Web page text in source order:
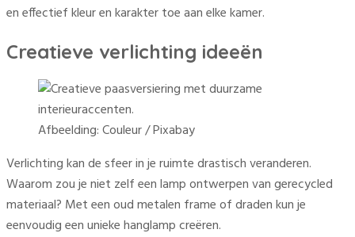
en effectief kleur en karakter toe aan elke kamer.
Creatieve verlichting ideeën
Afbeelding: Couleur / Pixabay
Verlichting kan de sfeer in je ruimte drastisch veranderen.
Waarom zou je niet zelf een lamp ontwerpen van gerecycled
materiaal? Met een oud metalen frame of draden kun je
eenvoudig een unieke hanglamp creëren.